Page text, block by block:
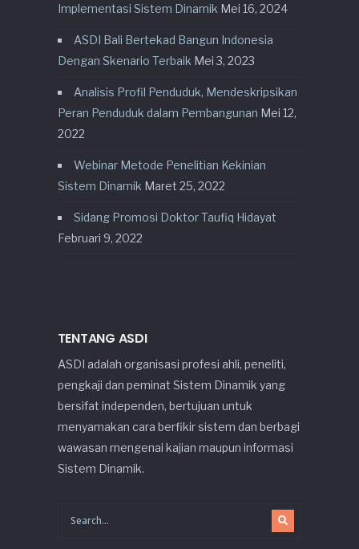
Implementasi Sistem Dinamik Mei 16, 2024
ASDI Bali Bertekad Bangun Indonesia
Dengan Skenario Terbaik Mei 3, 2023
Analisis Profil Penduduk, Mendeskripsikan
Peran Penduduk dalam Pembangunan Mei 12,
2022
Webinar Metode Penelitian Kekinian
Sistem Dinamik Maret 25, 2022
Sidang Promosi Doktor Taufiq Hidayat
Februari 9, 2022
TENTANG ASDI
ASDI adalah organisasi profesi ahli, peneliti,
pengkaji dan peminat Sistem Dinamik yang
bersifat independen, bertujuan untuk
menyamakan cara berfikir sistem dan berbagi
wawasan mengenai kajian maupun informasi
Sistem Dinamik.